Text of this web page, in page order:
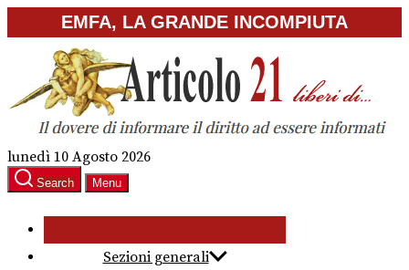
to
content
EMFA, LA GRANDE INCOMPIUTA
lunedì 10 Agosto 2026
Search Menu
Sezioni generali